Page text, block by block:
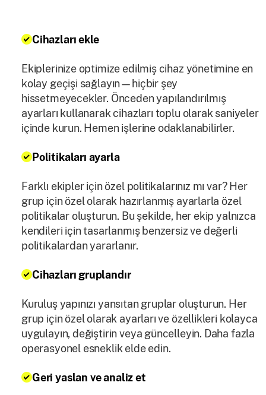
Cihazları ekle
Ekiplerinize optimize edilmiş cihaz yönetimine en
kolay geçişi sağlayın—hiçbir şey
hissetmeyecekler. Önceden yapılandırılmış
ayarları kullanarak cihazları toplu olarak saniyeler
içinde kurun. Hemen işlerine odaklanabilirler.
Politikaları ayarla
Farklı ekipler için özel politikalarınız mı var? Her
grup için özel olarak hazırlanmış ayarlarla özel
politikalar oluşturun. Bu şekilde, her ekip yalnızca
kendileri için tasarlanmış benzersiz ve değerli
politikalardan yararlanır.
Cihazları gruplandır
Kuruluş yapınızı yansıtan gruplar oluşturun. Her
grup için özel olarak ayarları ve özellikleri kolayca
uygulayın, değiştirin veya güncelleyin. Daha fazla
operasyonel esneklik elde edin.
Geri yaslan ve analiz et